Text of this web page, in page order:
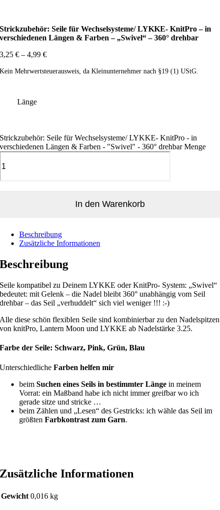
Strickzubehör: Seile für Wechselsysteme/ LYKKE- KnitPro – in
verschiedenen Längen & Farben – „Swivel“ – 360° drehbar
3,25€ –4,99€
Kein Mehrwertsteuerausweis, da Kleinunternehmer nach §19 (1) UStG.
Länge
Strickzubehör: Seile für Wechselsysteme/ LYKKE- KnitPro - in
verschiedenen Längen & Farben - "Swivel" - 360° drehbar Menge
In den Warenkorb
Beschreibung
Zusätzliche Informationen
Beschreibung
Seile kompatibel zu Deinem LYKKE oder KnitPro- System: „Swivel“
bedeutet: mit Gelenk – die Nadel bleibt 360° unabhängig vom Seil
drehbar – das Seil „verhuddelt“ sich viel weniger !!! :-)
Alle diese schön flexiblen Seile sind kombinierbar zu den Nadelspitzen
von knitPro, Lantern Moon und LYKKE ab Nadelstärke 3.25.
Farbe der Seile: Schwarz, Pink, Grün, Blau
UnterschiedlicheFarben helfen mir
beimSuchen eines Seils in bestimmter Länge in meinem
Vorrat: ein Maßband habe ich nicht immer greifbar wo ich
gerade sitze und stricke …
beim Zählen und „Lesen“ des Gestricks: ich wähle das Seil im
größtenFarbkontrast zum Garn.
Zusätzliche Informationen
Gewicht 0,016 kg